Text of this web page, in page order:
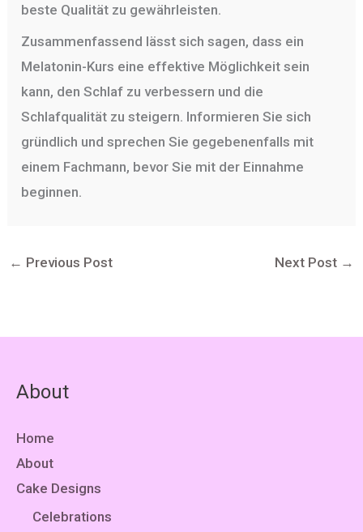
beste Qualität zu gewährleisten.
Zusammenfassend lässt sich sagen, dass ein
Melatonin-Kurs eine effektive Möglichkeit sein
kann, den Schlaf zu verbessern und die
Schlafqualität zu steigern. Informieren Sie sich
gründlich und sprechen Sie gegebenenfalls mit
einem Fachmann, bevor Sie mit der Einnahme
beginnen.
← Previous Post Next Post →
About
Home
About
Cake Designs
Celebrations